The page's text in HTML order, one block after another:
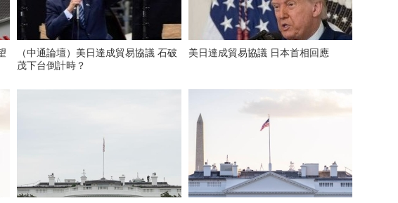
（中通論壇）美日達成貿易協議 石破
茂下台倒計時？
美日達成貿易協議 日本首相回應